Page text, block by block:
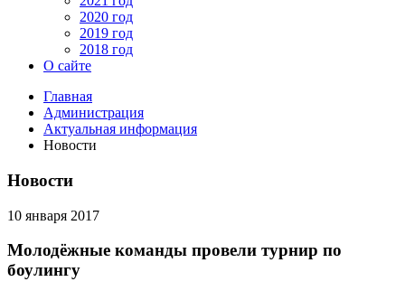
2020 год
2019 год
2018 год
О сайте
Главная
Администрация
Актуальная информация
Новости
Новости
10 января 2017
Молодёжные команды провели турнир по
боулингу